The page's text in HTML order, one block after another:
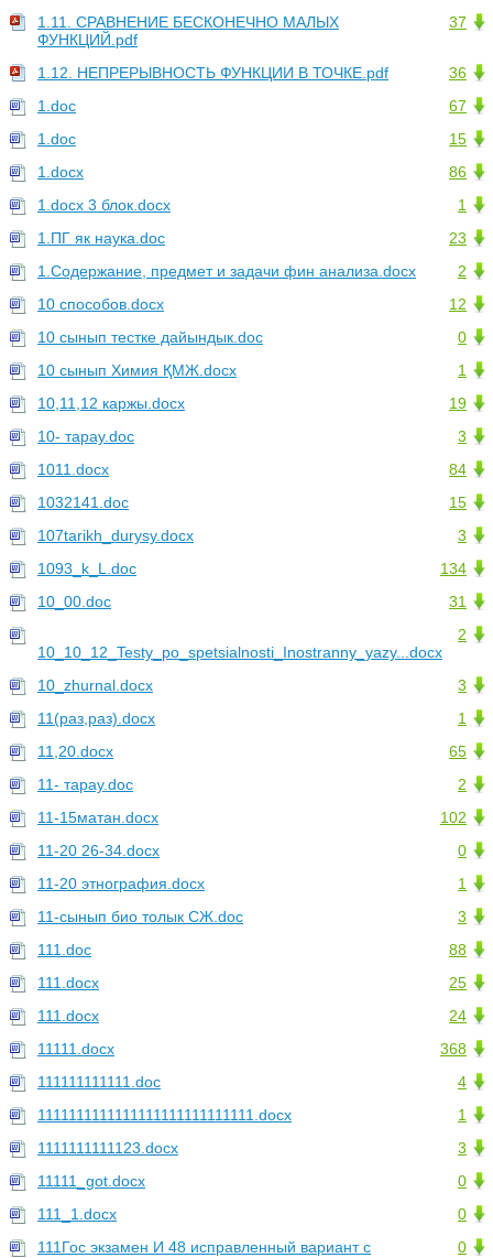
37
1.11. СРАВНЕНИЕ БЕСКОНЕЧНО МАЛЫХ
ФУНКЦИЙ.pdf
36
1.12. НЕПРЕРЫВНОСТЬ ФУНКЦИИ В ТОЧКЕ.pdf
67
1.doc
15
1.doc
86
1.docx
1
1.docx 3 блок.docx
23
1.ПГ як наука.doc
2
1.Содержание, предмет и задачи фин анализа.docx
12
10 способов.docx
0
10 сынып тестке дайындык.doc
1
10 сынып Химия ҚМЖ.docx
19
10,11,12 каржы.docx
3
10- тарау.doc
84
1011.docx
15
1032141.doc
3
107tarikh_durysy.docx
134
1093_k_L.doc
31
10_00.doc
2
10_10_12_Testy_po_spetsialnosti_Inostranny_yazy...docx
3
10_zhurnal.docx
1
11(раз,раз).docx
65
11,20.docx
2
11- тарау.doc
102
11-15матан.docx
0
11-20 26-34.docx
1
11-20 этнография.docx
3
11-сынып био толык СЖ.doc
88
111.doc
25
111.docx
24
111.docx
368
11111.docx
4
111111111111.doc
1
1111111111111111111111111111.docx
3
1111111111123.docx
0
11111_got.docx
0
111_1.docx
0
111Гос экзамен И 48 исправленный вариант с